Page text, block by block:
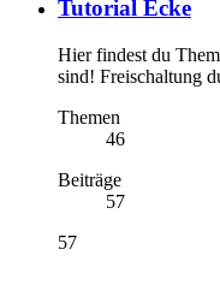
Tutorial Ecke
Hier findest du
sind! Freischaltung
Themen
46
Beiträge
57
57